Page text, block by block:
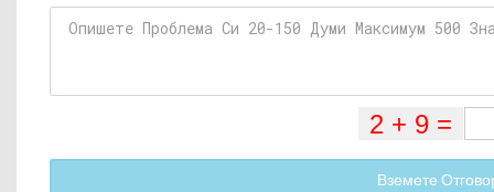
Вземете